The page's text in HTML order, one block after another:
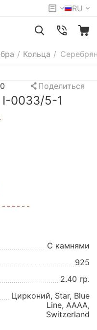
RU
/ Кольца /
Поделиться
I-0033/5-1
С камнями
925
2.40 гр.
Цирконий, Star, Blue
Line, AAAA,
Switzerland